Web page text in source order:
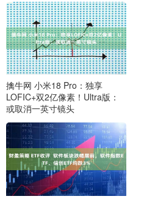
擒牛网 小米18 Pro：独享
LOFIC+双2亿像素！Ultra版：
或取消一英寸镜头